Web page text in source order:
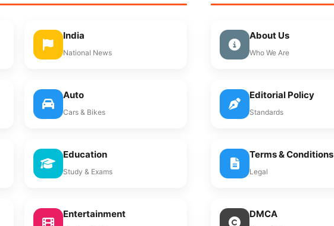
India
National News
Auto
Cars & Bikes
Education
Study & Exams
Entertainment
About Us
Who We Are
Editorial Policy
Standards
Terms & Conditions
Legal
DMCA